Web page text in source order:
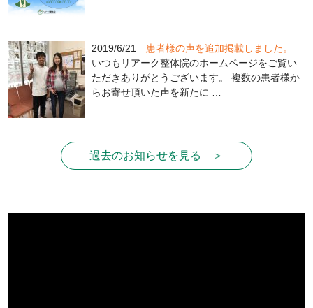
2019/6/21
患者様の声を追加掲載しました。
いつもリアーク整体院のホームページをご覧い
ただきありがとうございます。 複数の患者様か
らお寄せ頂いた声を新たに …
過去のお知らせを見る ＞